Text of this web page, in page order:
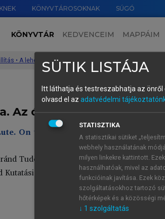
KÖNYVTÁROSOKNAK SÚGÓ
KÖNYVTÁR KEDVENCEIM MAPPÁIM
Tematikus összeállítás • A lehetséges változatok. A Széchenyi Irodalmi és Művészeti Akadémia konferenciája a versfordításról • The Possible Variationsconference on the Translation of Poetry at the Széchenyi Academy of Letters and Arts ›
Az ógörög
On the Translation of Ancient
Déri Balázs
Tudományegyetem
Hálózat Bölcsészettudományi
deri.balazs@btk.elte.hu
SÜTIK LISTÁJA
Itt láthatja és testreszabhatja az
olvasd el az adatvédelmi
STATISZTIKA
A statisztikai sütiket
webhely használatának
milyen linkekre kattintott.
használhatóak, mivel az
funkcióinak javítása. Ezek
szolgáltatásokhoz tartozó
hőtérképek és a közösségi
↓ 1 szolgáltatás